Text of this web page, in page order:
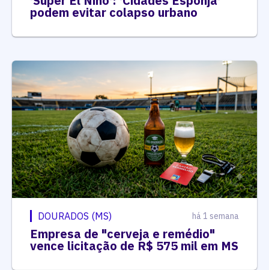
podem evitar colapso urbano
DOURADOS (MS) há 1 semana
Empresa de "cerveja e remédio"
vence licitação de R$ 575 mil em MS